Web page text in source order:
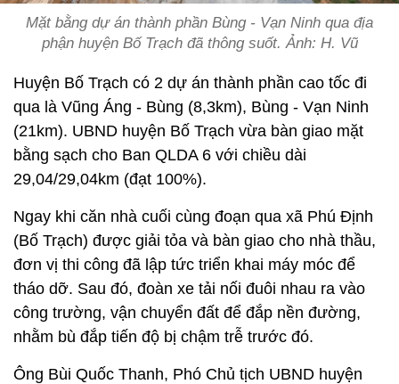
Mặt bằng dự án thành phần Bùng - Vạn Ninh qua địa
phận huyện Bố Trạch đã thông suốt. Ảnh: H. Vũ
Huyện Bố Trạch có 2 dự án thành phần cao tốc đi
qua là Vũng Áng - Bùng (8,3km), Bùng - Vạn Ninh
(21km). UBND huyện Bố Trạch vừa bàn giao mặt
bằng sạch cho Ban QLDA 6 với chiều dài
29,04/29,04km (đạt 100%).
Ngay khi căn nhà cuối cùng đoạn qua xã Phú Định
(Bố Trạch) được giải tỏa và bàn giao cho nhà thầu,
đơn vị thi công đã lập tức triển khai máy móc để
tháo dỡ. Sau đó, đoàn xe tải nối đuôi nhau ra vào
công trường, vận chuyển đất để đắp nền đường,
nhằm bù đắp tiến độ bị chậm trễ trước đó.
Ông Bùi Quốc Thanh, Phó Chủ tịch UBND huyện